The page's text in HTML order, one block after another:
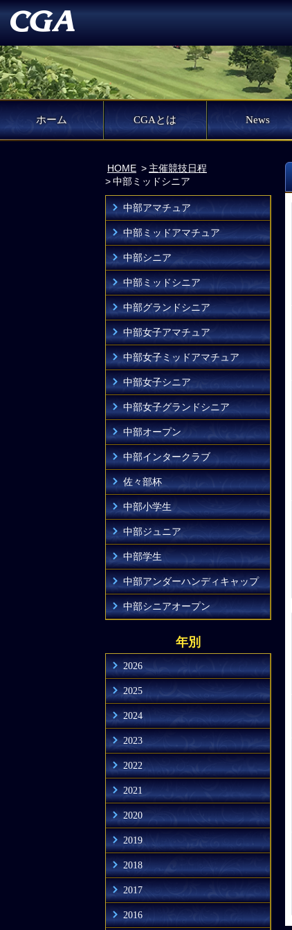
ホーム CGAとは News
HOME
主催競技日程
中部ミッドシニア
中部アマチュア
中部ミッドアマチュア
中部シニア
中部ミッドシニア
中部グランドシニア
中部女子アマチュア
中部女子ミッドアマチュア
中部女子シニア
中部女子グランドシニア
中部オープン
中部インタークラブ
佐々部杯
中部小学生
中部ジュニア
中部学生
中部アンダーハンディキャップ
中部シニアオープン
年別
2026
2025
2024
2023
2022
2021
2020
2019
2018
2017
2016